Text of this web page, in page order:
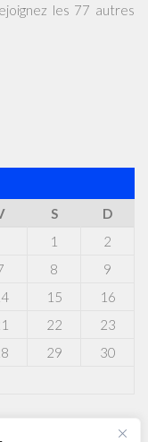
les 77 autres
S
D
1
2
8
9
15
16
22
23
29
30